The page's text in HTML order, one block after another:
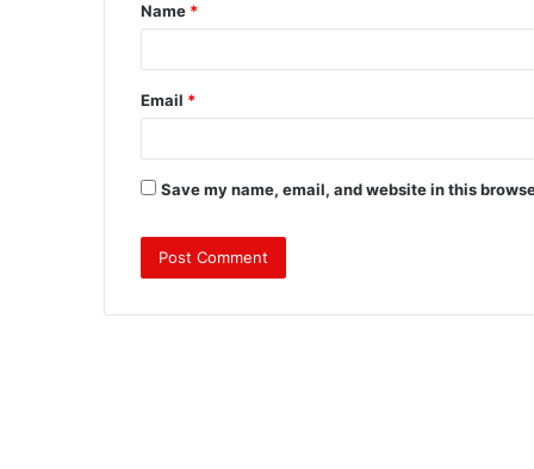
*
Name *
Email *
Save my name, email, and website in this